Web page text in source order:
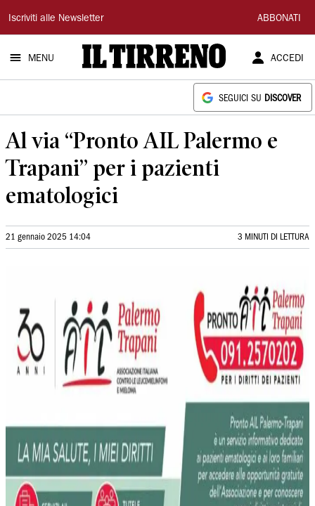
Il
Tirreno
Iscriviti alle Newsletter ABBONATI
MENU ACCEDI
SEGUICI SU DISCOVER
Al via “Pronto AIL Palermo e
Trapani” per i pazienti
ematologici
21 gennaio 2025 14:04 3 MINUTI DI LETTURA